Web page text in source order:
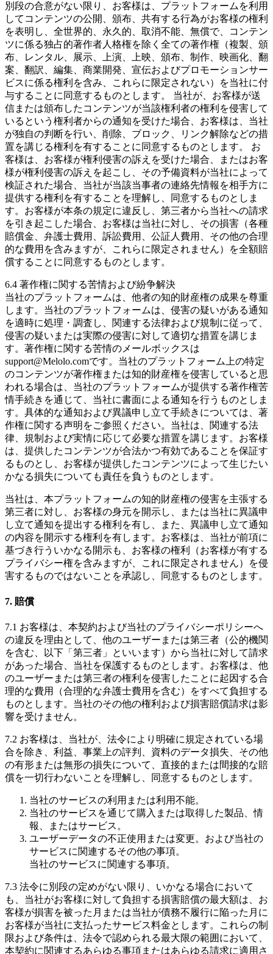
別段の合意がない限り、お客様は、プラットフォームを利用
してコンテンツの公開、頒布、共有する行為がお客様の権利
を表明し、全世界的、永久的、取消不能、無償で、コンテン
ツに係る独占的著作者人格権を除く全ての著作権（複製、頒
布、レンタル、展示、上演、上映、頒布、制作、映画化、翻
案、翻訳、編集、商業開発、宣伝およびプロモーションサー
ビスに係る権利を含み、これらに限定されない）を当社に付
与することに同意するものとします。 当社が、お客様が送
信または頒布したコンテンツが当該権利者の権利を侵害して
いるという権利者からの通知を受けた場合、お客様は、当社
が独自の判断を行い、削除、ブロック、リンク解除などの措
置を講じる権利を有することに同意するものとします。 お
客様は、お客様が権利侵害の訴えを受けた場合、またはお客
様が権利侵害の訴えを起こし、その予備資料が当社によって
検証された場合、当社が当該当事者の連絡先情報を相手方に
提供する権利を有することを理解し、同意するものとしま
す。お客様が本条の規定に違反し、第三者から当社への請求
を引き起こした場合、お客様は当社に対し、その損害（各種
賠償金、弁護士費用、訴訟費用、公証人費用、その他の合理
的な費用を含みますが、これらに限定されません）を全額賠
償することに同意するものとします。
6.4 著作権に関する苦情および紛争解決
当社のプラットフォームは、他者の知的財産権の成果を尊重
します。当社のプラットフォームは、侵害の疑いがある通知
を適時に処理・調査し、関連する法律および規制に従って、
侵害の疑いまたは実際の侵害に対して適切な措置を講じま
す。著作権に関する苦情のメールボックスは
support@Melolo.comです。当社のプラットフォーム上の特定
のコンテンツが著作権または知的財産権を侵害していると思
われる場合は、当社のプラットフォームが提供する著作権苦
情手続きを通じて、当社に書面による通知を行うものとしま
す。具体的な通知および異議申し立て手続きについては、著
作権に関する声明をご参照ください。当社は、関連する法
律、規制および実情に応じて必要な措置を講じます。お客様
は、提供したコンテンツが合法かつ有効であることを保証す
るものとし、お客様が提供したコンテンツによって生じたい
かなる損失についても責任を負うものとします。
当社は、本プラットフォームの知的財産権の侵害を主張する
第三者に対し、お客様の身元を開示し、または当社に異議申
し立て通知を提出する権利を有し、また、異議申し立て通知
の内容を開示する権利を有します。お客様は、当社が前項に
基づき行ういかなる開示も、お客様の権利（お客様が有する
プライバシー権を含みますが、これに限定されません）を侵
害するものではないことを承認し、同意するものとします。
7. 賠償
7.1 お客様は、本契約および当社のプライバシーポリシーへ
の違反を理由として、他のユーザーまたは第三者（公的機関
を含む、以下「第三者」といいます）から当社に対して請求
があった場合、当社を保護するものとします。お客様は、他
のユーザーまたは第三者の権利を侵害したことに起因する合
理的な費用（合理的な弁護士費用を含む）をすべて負担する
ものとします。当社のその他の権利および損害賠償請求は影
響を受けません。
7.2 お客様は、当社が、法令により明確に規定されている場
合を除き、利益、事業上の評判、資料のデータ損失、その他
の有形または無形の損失について、直接的または間接的な賠
償を一切行わないことを理解し、同意するものとします。
当社のサービスの利用または利用不能。
当社のサービスを通じて購入または取得した製品、情
報、またはサービス。
ユーザーデータの不正使用または変更。および当社の
サービスに関連するその他の事項。
当社のサービスに関連する事項。
7.3 法令に別段の定めがない限り、いかなる場合において
も、当社がお客様に対して負担する損害賠償の最大額は、お
客様が損害を被った月または当社が債務不履行に陥った月に
お客様が当社に支払ったサービス料金とします。これらの制
限および条件は、法令で認められる最大限の範囲において、
本契約に関連するあらゆる事項またはあらゆる請求に適用さ